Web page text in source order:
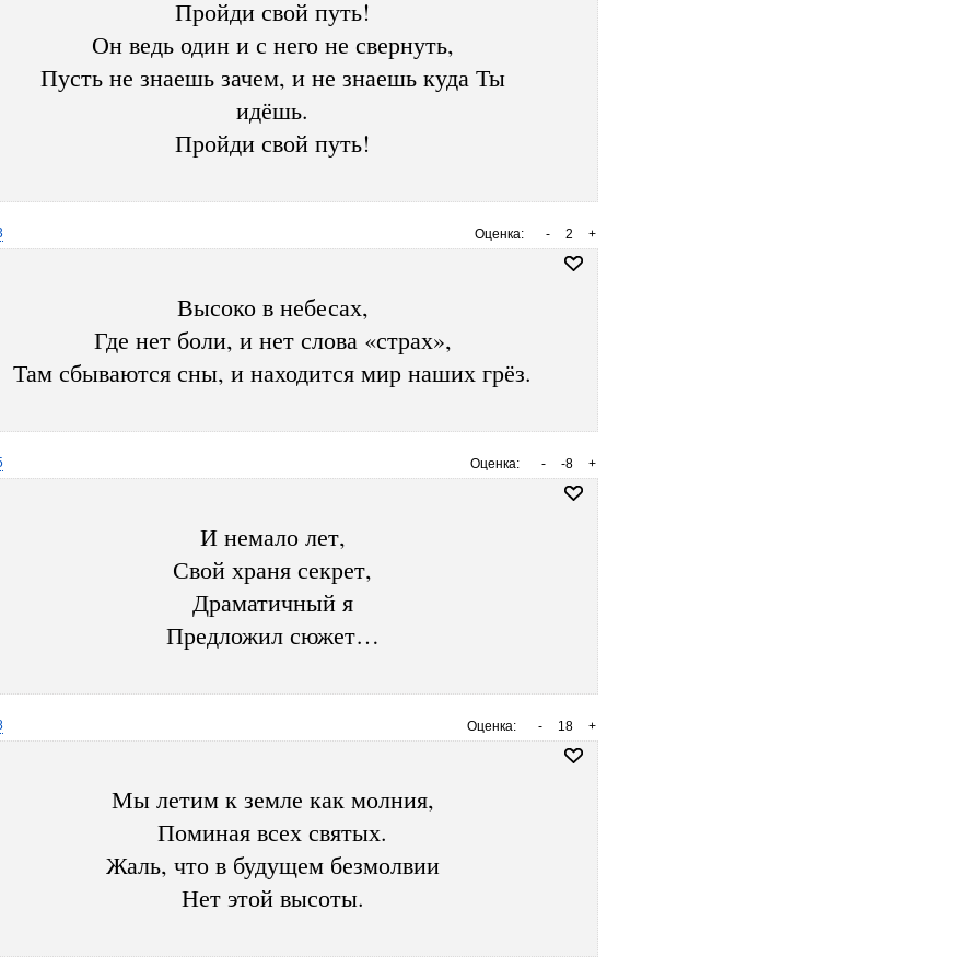
Пройди свой путь!
Он ведь один и с него не свернуть,
Пусть не знаешь зачем, и не знаешь куда Ты
идёшь.
Пройди свой путь!
Оценка: +
2
-
Высоко в небесах,
Где нет боли, и нет слова «страх»,
Там сбываются сны, и находится мир наших грёз.
Оценка: +
-8
-
И немало лет,
Свой храня секрет,
Драматичный я
Предложил сюжет…
Оценка: +
18
-
Мы летим к земле как молния,
Поминая всех святых.
Жаль, что в будущем безмолвии
Нет этой высоты.